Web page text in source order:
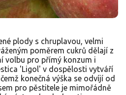
plody s chruplavou, velmi
poměrem cukrů dělají z
volbu pro přímý konzum i
'Ligol' v dospělosti vytváří
konečná výška se odvíjí od
pro pěstitele je mimořádně